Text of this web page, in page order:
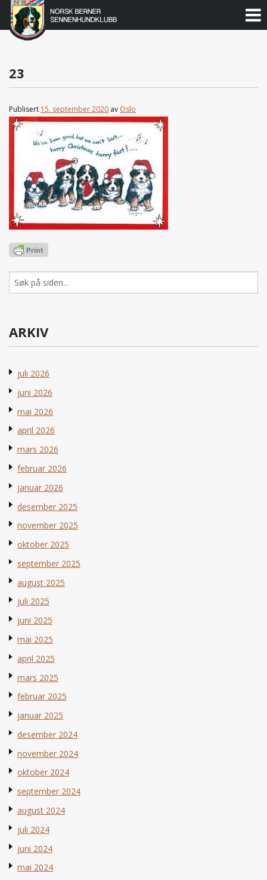
Gå
Norsk
Berner
Sennenhundklubb
23
Publisert 15. september 2020 av Oslo
Søk
ARKIV
juli 2026
juni 2026
mai 2026
april 2026
mars 2026
februar 2026
januar 2026
desember 2025
november 2025
oktober 2025
september 2025
august 2025
juli 2025
juni 2025
mai 2025
april 2025
mars 2025
februar 2025
januar 2025
desember 2024
november 2024
oktober 2024
september 2024
august 2024
juli 2024
juni 2024
mai 2024